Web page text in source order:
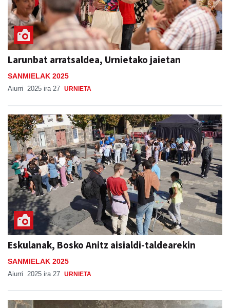
Larunbat arratsaldea, Urnietako jaietan
SANMIELAK 2025
Aiurri 2025 ira 27 URNIETA
Eskulanak, Bosko Anitz aisialdi-taldearekin
SANMIELAK 2025
Aiurri 2025 ira 27 URNIETA